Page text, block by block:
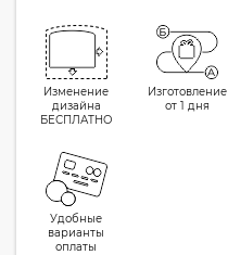
Изменение
дизайна
БЕСПЛАТНО
Изготовление
от 1 дня
Удобные
варианты
оплаты